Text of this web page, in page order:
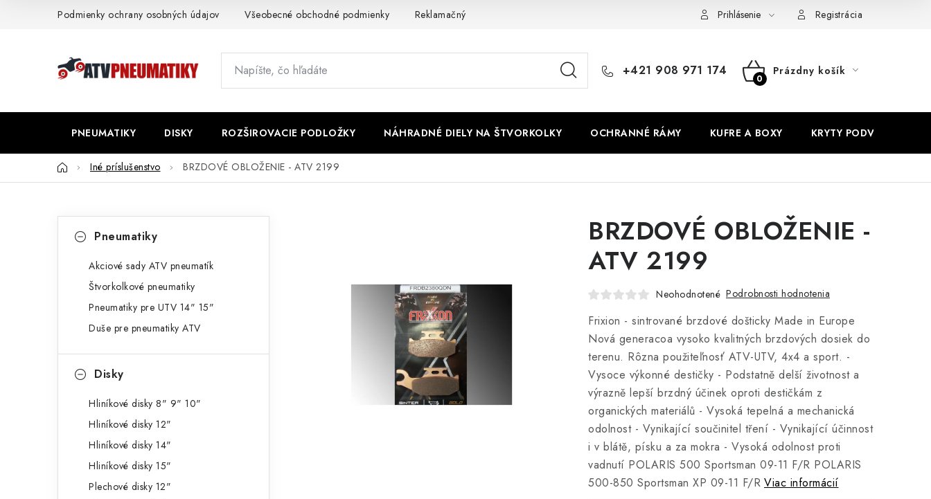
Podmienky ochrany osobných údajov Všeobecné obchodné podmienky Reklamačný poriadok - formulár Prihlásenie Registrácia
+421 908 971 174
NÁKUPNÝ
Prázdny košík
PNEUMATIKY DISKY ROZŠIROVACIE PODLOŽKY NÁHRADNÉ DIELY NA ŠTVORKOLKY OCHRANNÉ RÁMY KUFRE A BOXY KRYTY PODVOZKU
DomovIné príslušenstvo BRZDOVÉ OBLOŽENIE - ATV 2199
p
kategóriePneumatiky
Akciové sady ATV pneumatík
Štvorkolkové pneumatiky
Pneumatiky pre UTV 14" 15"
Duše pre pneumatiky ATV
Disky
Hliníkové disky 8" 9" 10"
Hliníkové disky 12"
Hliníkové disky 14"
Hliníkové disky 15"
Plechové disky 12"
BRZDOVÉ OBLOŽENIE -
ATV 2199
Neohodnotené Podrobnosti hodnotenia
Frixion - sintrované brzdové došticky Made in Europe
Nová generacoa vysoko kvalitných brzdových dosiek do
terenu. Rôzna použiteľnosť ATV-UTV, 4x4 a sport. -
Vysoce výkonné destičky - Podstatně delší životnost a
výrazně lepší brzdný účinek oproti destičkám z
organických materiálů - Vysoká tepelná a mechanická
odolnost - Vynikající součinitel tření - Vynikající účinnost
i v blátě, písku a za mokra - Vysoká odolnost proti
vadnutí POLARIS 500 Sportsman 09-11 F/R POLARIS
500-850 Sportsman XP 09-11 F/R Viac informácií